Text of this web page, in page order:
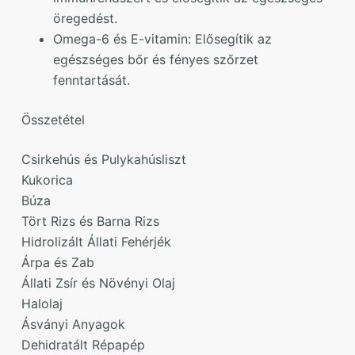
öregedést.
Omega-6 és E-vitamin: Elősegítik az
egészséges bőr és fényes szőrzet
fenntartását.
Összetétel
Csirkehús és Pulykahúsliszt
Kukorica
Búza
Tört Rizs és Barna Rizs
Hidrolizált Állati Fehérjék
Árpa és Zab
Állati Zsír és Növényi Olaj
Halolaj
Ásványi Anyagok
Dehidratált Répapép